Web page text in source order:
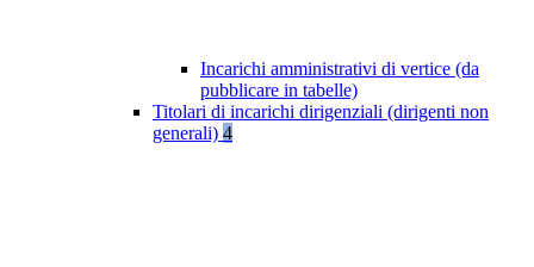
Incarichi amministrativi di vertice (da
pubblicare in tabelle)
Titolari di incarichi dirigenziali (dirigenti non
generali) 4